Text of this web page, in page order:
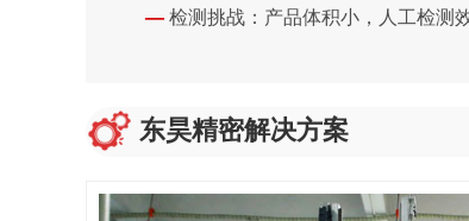
—检测挑战：产品体积小，人工检测
东昊精密解决方案